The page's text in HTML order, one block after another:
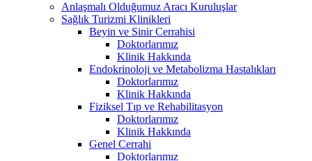
Anlaşmalı Olduğumuz Aracı Kuruluşlar
Sağlık Turizmi Klinikleri
Beyin ve Sinir Cerrahisi
Doktorlarımız
Klinik Hakkında
Endokrinoloji ve Metabolizma Hastalıkları
Doktorlarımız
Klinik Hakkında
Fiziksel Tıp ve Rehabilitasyon
Doktorlarımız
Klinik Hakkında
Genel Cerrahi
Doktorlarımız